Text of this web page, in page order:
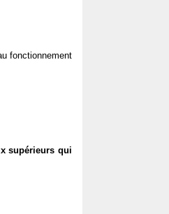
fonctionnement
supérieurs qui